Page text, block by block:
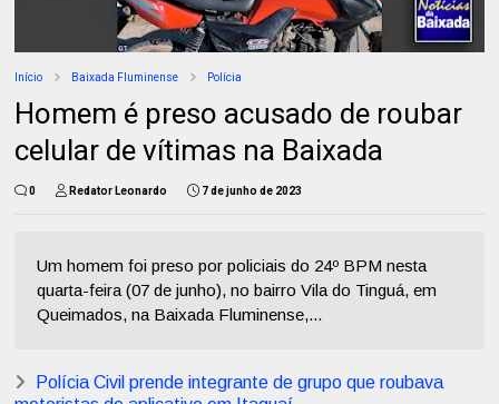
Início Baixada Fluminense Polícia
Homem é preso acusado de roubar
celular de vítimas na Baixada
0 Redator Leonardo 7 de junho de 2023
Um homem foi preso por policiais do 24º BPM nesta
quarta-feira (07 de junho), no bairro Vila do Tinguá, em
Queimados, na Baixada Fluminense,...
Polícia Civil prende integrante de grupo que roubava